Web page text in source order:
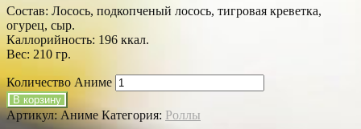
Состав: Лосось, подкопченый лосось, тигровая креветка,
огурец, сыр.
Каллорийность: 196 ккал.
Вес: 210 гр.
Количество Аниме
В корзину
Артикул: Аниме Категория: Роллы